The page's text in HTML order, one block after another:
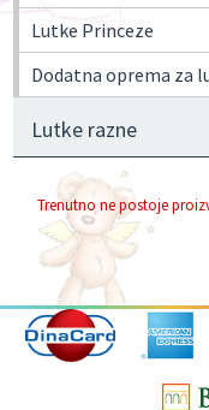
Lutke Princeze
Dodatna oprema za
Lutke razne
Trenutno ne postoje